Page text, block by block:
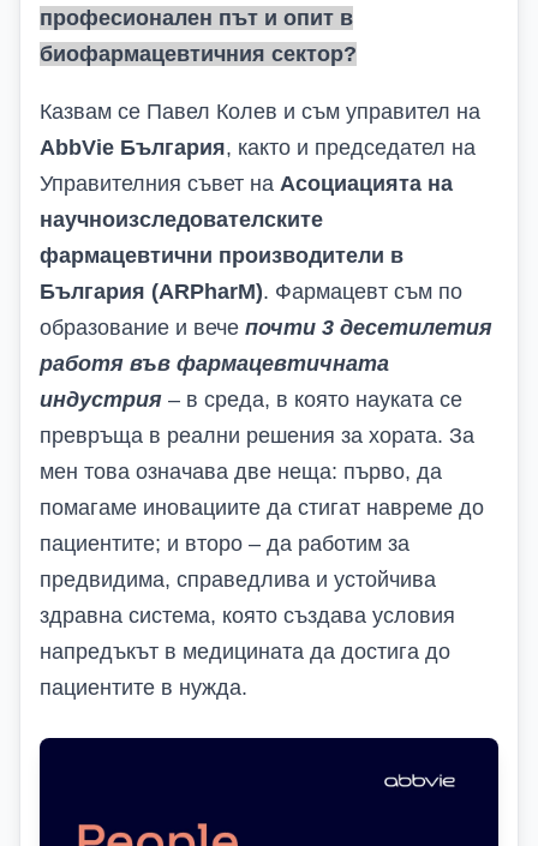
професионален път и опит в
биофармацевтичния сектор?
Казвам се Павел Колев и съм управител на
AbbVie България, както и председател на
Управителния съвет на Асоциацията на
научноизследователските
фармацевтични производители в
България (ARPharM). Фармацевт съм по
образование и вече почти 3 десетилетия
работя във фармацевтичната
индустрия – в среда, в която науката се
превръща в реални решения за хората. За
мен това означава две неща: първо, да
помагаме иновациите да стигат навреме до
пациентите; и второ – да работим за
предвидима, справедлива и устойчива
здравна система, която създава условия
напредъкът в медицината да достига до
пациентите в нужда.